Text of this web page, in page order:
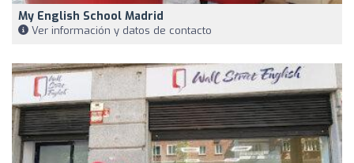
My English School Madrid
Ver información y datos de contacto